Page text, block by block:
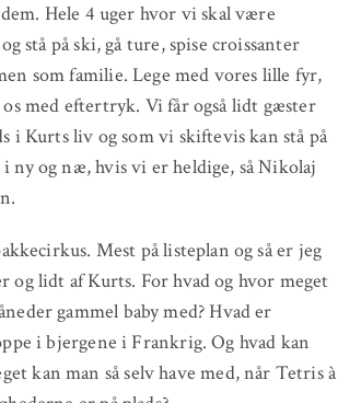
Hele 4 uger hvor vi skal være
stå på ski, gå ture, spise croissanter
som familie. Lege med vores lille fyr,
med eftertryk. Vi får også lidt gæster
i Kurts liv og som vi skiftevis kan stå på
i ny og næ, hvis vi er heldige, så Nikolaj
Mest på listeplan og så er jeg
og lidt af Kurts. For hvad og hvor meget
gammel baby med? Hvad er
i bjergene i Frankrig. Og hvad kan
kan man så selv have med, når Tetris à